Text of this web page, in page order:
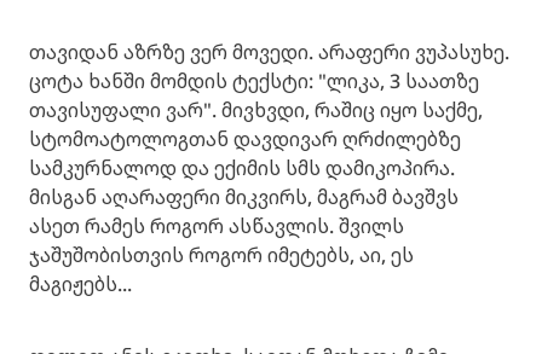
თავიდან აზრზე ვერ მოვედი. არაფერი ვუპასუხე.
ცოტა ხანში მომდის ტექსტი: "ლიკა, 3 საათზე
თავისუფალი ვარ". მივხვდი, რაშიც იყო საქმე,
სტომოატოლოგთან დავდივარ ღრძილებზე
სამკურნალოდ და ექიმის სმს დამიკოპირა.
მისგან აღარაფერი მიკვირს, მაგრამ ბავშვს
ასეთ რამეს როგორ ასწავლის. შვილს
ჯაშუშობისთვის როგორ იმეტებს, აი, ეს
მაგიჟებს...